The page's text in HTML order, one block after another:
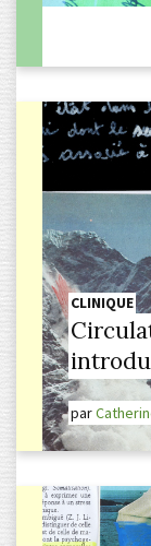
CLINIQUE
par